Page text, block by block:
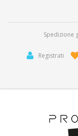
Spedizione
Registrati